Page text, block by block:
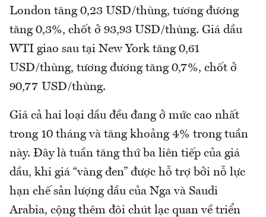
London tăng 0,23 USD/thùng, tương đương
tăng 0,3%, chốt ở 93,93 USD/thùng. Giá dầu
WTI giao sau tại New York tăng 0,61
USD/thùng, tương đương tăng 0,7%, chốt ở
90,77 USD/thùng.
Giá cả hai loại dầu đều đang ở mức cao nhất
trong 10 tháng và tăng khoảng 4% trong tuần
này. Đây là tuần tăng thứ ba liên tiếp của giá
dầu, khi giá “vàng đen” được hỗ trợ bởi nỗ lực
hạn chế sản lượng dầu của Nga và Saudi
Arabia, cộng thêm đôi chút lạc quan về triển